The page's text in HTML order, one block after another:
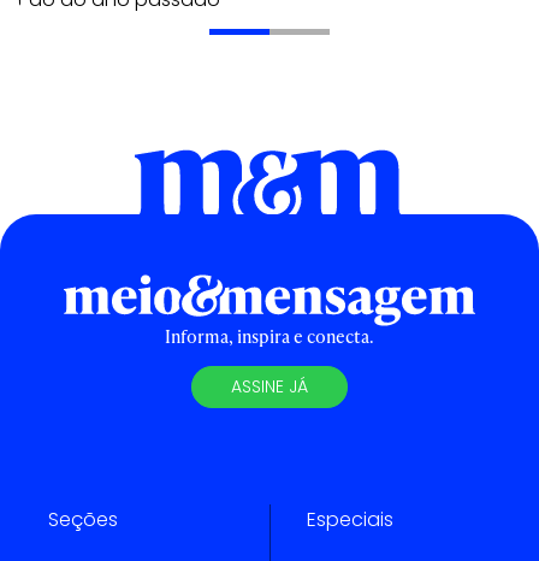
Informa, inspira e conecta.
ASSINE JÁ
Seções Especiais